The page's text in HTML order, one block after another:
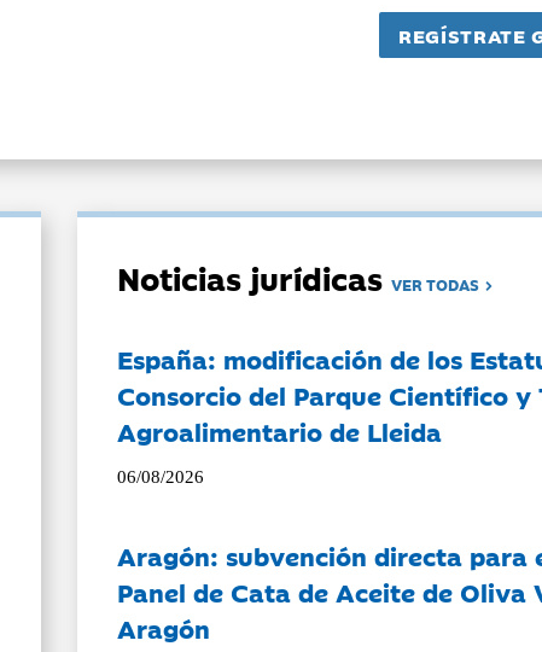
Noticias jurídicasVER TODAS
España: modificación de los
Consorcio del Parque Científico y
Agroalimentario de Lleida
06/08/2026
Aragón: subvención directa para
Panel de Cata de Aceite de Oliva
Aragón